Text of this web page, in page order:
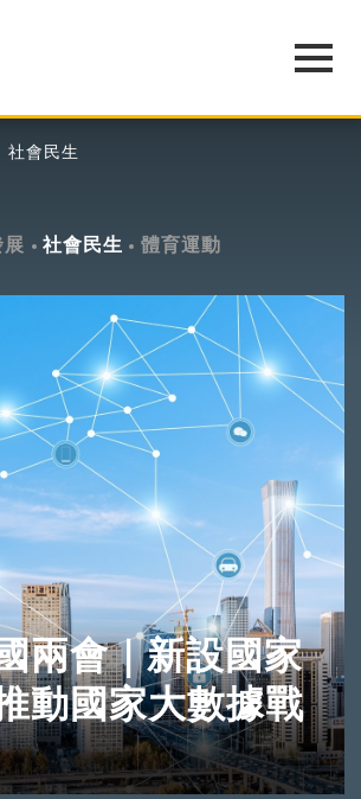
社會民生
展 社會民生 體育運動
兩會｜新設國家
動國家大數據戰